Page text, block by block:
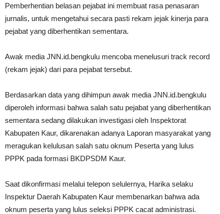
Pemberhentian belasan pejabat ini membuat rasa penasaran
jurnalis, untuk mengetahui secara pasti rekam jejak kinerja para
pejabat yang diberhentikan sementara.
Awak media JNN.id.bengkulu mencoba menelusuri track record
(rekam jejak) dari para pejabat tersebut.
Berdasarkan data yang dihimpun awak media JNN.id.bengkulu
diperoleh informasi bahwa salah satu pejabat yang diberhentikan
sementara sedang dilakukan investigasi oleh Inspektorat
Kabupaten Kaur, dikarenakan adanya Laporan masyarakat yang
meragukan kelulusan salah satu oknum Peserta yang lulus
PPPK pada formasi BKDPSDM Kaur.
Saat dikonfirmasi melalui telepon selulernya, Harika selaku
Inspektur Daerah Kabupaten Kaur membenarkan bahwa ada
oknum peserta yang lulus seleksi PPPK cacat administrasi.